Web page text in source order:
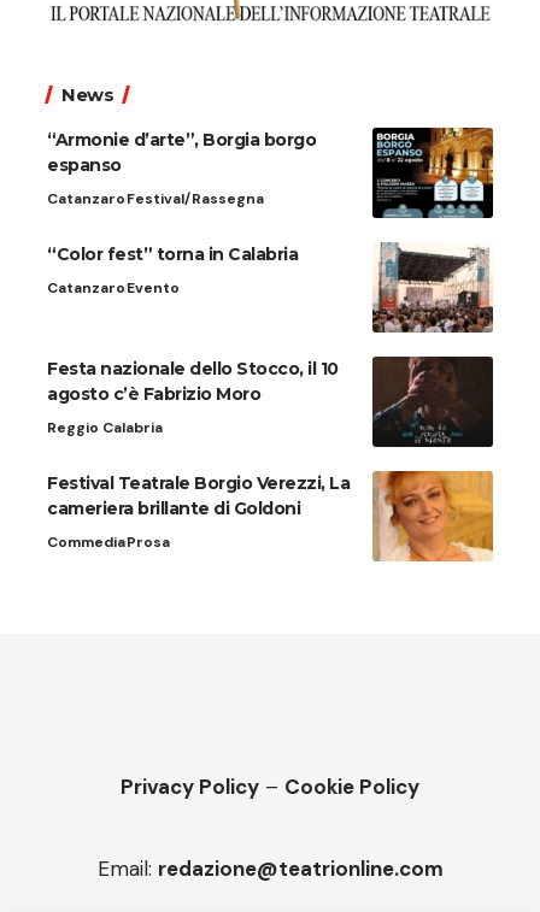
News
“Armonie d’arte”, Borgia borgo
espanso
CatanzaroFestival/Rassegna
“Color fest” torna in Calabria
CatanzaroEvento
Festa nazionale dello Stocco, il 10
agosto c’è Fabrizio Moro
Reggio Calabria
Festival Teatrale Borgio Verezzi, La
cameriera brillante di Goldoni
CommediaProsa
Privacy Policy – Cookie Policy
Email: redazione@teatrionline.com